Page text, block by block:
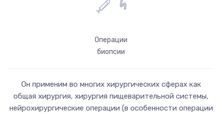
Операции
биопсии
Он применим во многих хирургических сферах как
общая хирургия, хирургия пищеварительной системы,
нейрохирургические операции (в особенности операции